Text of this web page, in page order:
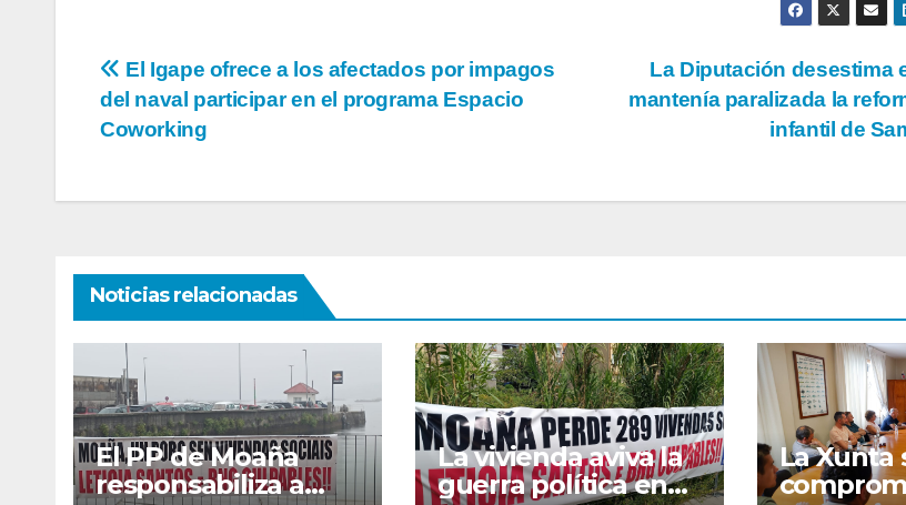
Navegación
de
La Diputación desestima
mantenía paralizada la
infantil de
El Igape ofrece a los afectados por impagos
del naval participar en el programa Espacio
Coworking
Noticias relacionadas
El PP de Moaña
responsabiliza a
La vivienda aviva la
guerra política en
La Xunta